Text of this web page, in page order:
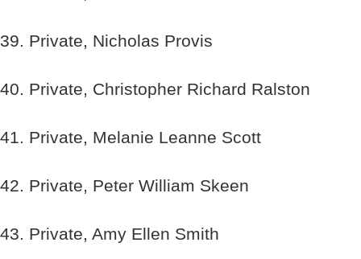
39. Private, Nicholas Provis
40. Private, Christopher Richard Ralston
41. Private, Melanie Leanne Scott
42. Private, Peter William Skeen
43. Private, Amy Ellen Smith